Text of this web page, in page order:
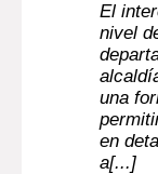
El
nivel
una
en
a[...]